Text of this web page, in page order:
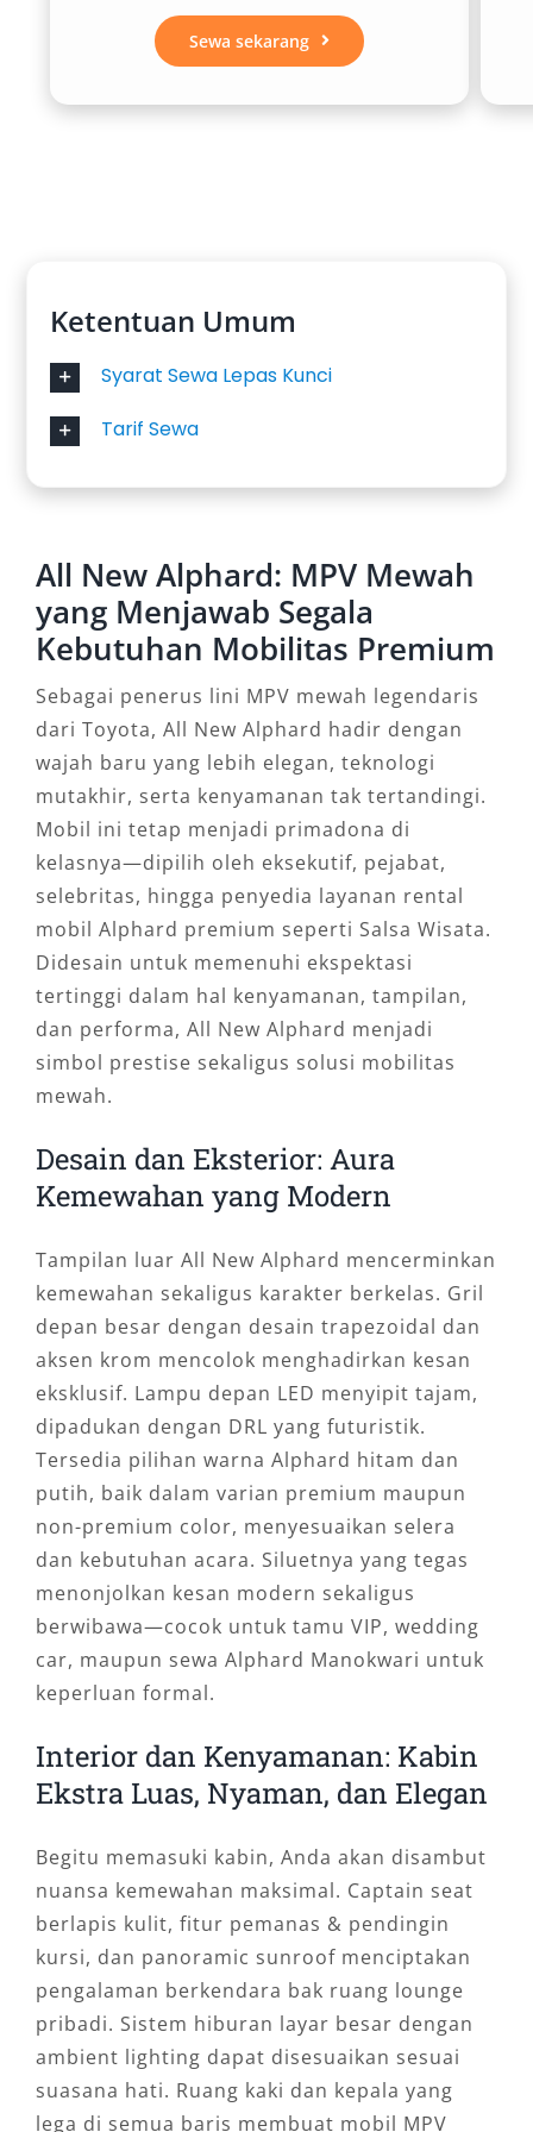
hubungi tim kami untuk informasi lengkap
harga sewa Alphard, pilihan unit, dan
mewah Anda pada layanan sewa mobil Alphard
Sewa sekarang
Ketentuan Umum
Syarat Sewa Lepas Kunci
Tarif Sewa
All New Alphard: MPV Mewah
yang Menjawab Segala
Kebutuhan Mobilitas Premium
Sebagai penerus lini MPV mewah legendaris
dari Toyota, All New Alphard hadir dengan
wajah baru yang lebih elegan, teknologi
mutakhir, serta kenyamanan tak tertandingi.
Mobil ini tetap menjadi primadona di
kelasnya—dipilih oleh eksekutif, pejabat,
selebritas, hingga penyedia layanan rental
mobil Alphard premium seperti Salsa Wisata.
Didesain untuk memenuhi ekspektasi
tertinggi dalam hal kenyamanan, tampilan,
dan performa, All New Alphard menjadi
simbol prestise sekaligus solusi mobilitas
mewah.
Desain dan Eksterior: Aura
Kemewahan yang Modern
Tampilan luar All New Alphard mencerminkan
kemewahan sekaligus karakter berkelas. Gril
depan besar dengan desain trapezoidal dan
aksen krom mencolok menghadirkan kesan
eksklusif. Lampu depan LED menyipit tajam,
dipadukan dengan DRL yang futuristik.
Tersedia pilihan warna Alphard hitam dan
putih, baik dalam varian premium maupun
non-premium color, menyesuaikan selera
dan kebutuhan acara. Siluetnya yang tegas
menonjolkan kesan modern sekaligus
berwibawa—cocok untuk tamu VIP, wedding
car, maupun sewa Alphard Manokwari untuk
keperluan formal.
Interior dan Kenyamanan: Kabin
Ekstra Luas, Nyaman, dan Elegan
Begitu memasuki kabin, Anda akan disambut
nuansa kemewahan maksimal. Captain seat
berlapis kulit, fitur pemanas & pendingin
kursi, dan panoramic sunroof menciptakan
pengalaman berkendara bak ruang lounge
pribadi. Sistem hiburan layar besar dengan
ambient lighting dapat disesuaikan sesuai
suasana hati. Ruang kaki dan kepala yang
lega di semua baris membuat mobil MPV